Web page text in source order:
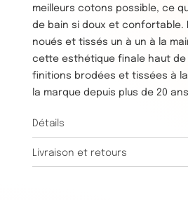
meilleurs cotons possible, ce
de bain si doux et confortable.
noués et tissés un à un à la
cette esthétique finale haut de
finitions brodées et tissées à la
la marque depuis plus de 20
Détails
Livraison et retours